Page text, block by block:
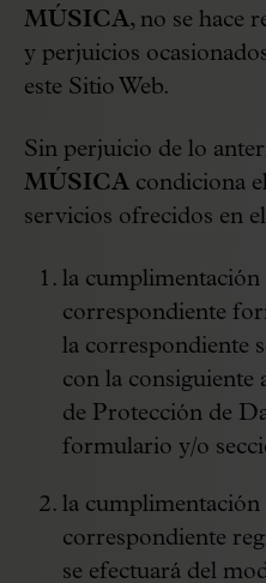
MÚSICA, no se hace
y perjuicios
este Sitio Web.
Sin perjuicio de lo
MÚSICA condiciona
servicios ofrecidos en
la cumplimentación
correspondiente
la correspondiente
con la consiguiente
de Protección de
formulario y/o
la cumplimentación
correspondiente
se efectuará del